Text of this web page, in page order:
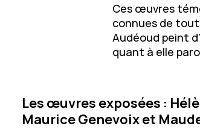
Ces œuvres
connues de
Audéoud peint
quant à elle
Les œuvres exposées :
Maurice Genevoix et